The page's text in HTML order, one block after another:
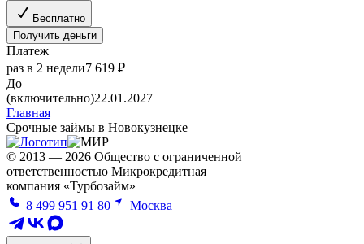
Бесплатно
Получить деньги
Платеж
раз в 2 недели7 619 ₽
До
(включительно)22.01.2027
Главная
Срочные займы в Новокузнецке
© 2013 — 2026 Общество с ограниченной
ответственностью Микрокредитная
компания «Турбозайм»
8 499 951 91 80
Москва